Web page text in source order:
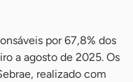
por 67,8% dos
a agosto de 2025. Os
realizado com